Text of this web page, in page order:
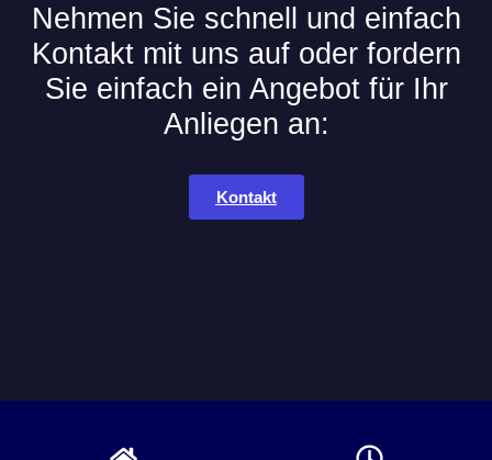
Nehmen Sie schnell und einfach
Kontakt mit uns auf oder fordern
Sie einfach ein Angebot für Ihr
Anliegen an:
Kontakt